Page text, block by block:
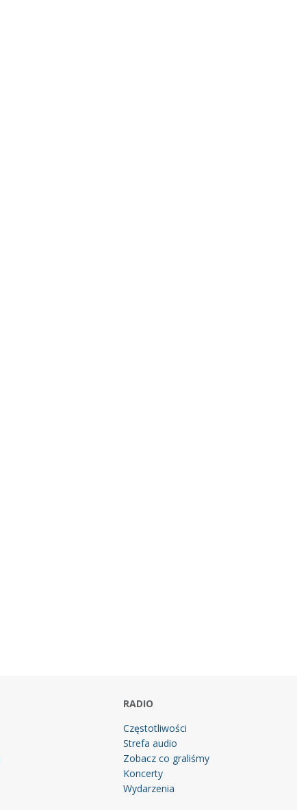
RADIO
Częstotliwości
Strefa audio
Zobacz co graliśmy
Koncerty
Wydarzenia